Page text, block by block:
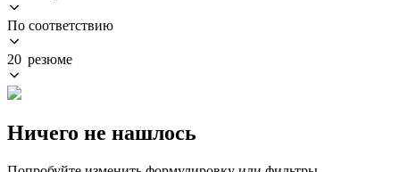
По соответствию
20 резюме
Ничего не нашлось